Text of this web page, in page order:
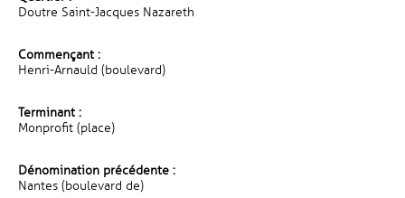
Doutre Saint-Jacques Nazareth
Commençant :
Henri-Arnauld (boulevard)
Terminant :
Monprofit (place)
Dénomination précédente :
Nantes (boulevard de)